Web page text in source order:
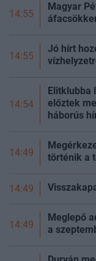
14:55
Magyar
14:55
Jó hírt
14:54
Elitklubba
előztek
háborús
14:49
történik a
14:49
14:49
Meglepő
a